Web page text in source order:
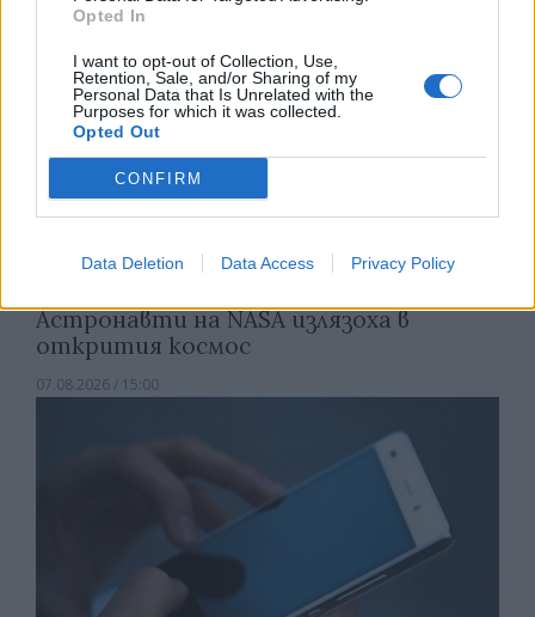
Opted In
I want to opt-out of Collection, Use,
Retention, Sale, and/or Sharing of my
Personal Data that Is Unrelated with the
Purposes for which it was collected.
Opted Out
CONFIRM
Data Deletion Data Access Privacy Policy
Астронавти на NASA излязоха в
открития космос
07.08.2026 / 15:00